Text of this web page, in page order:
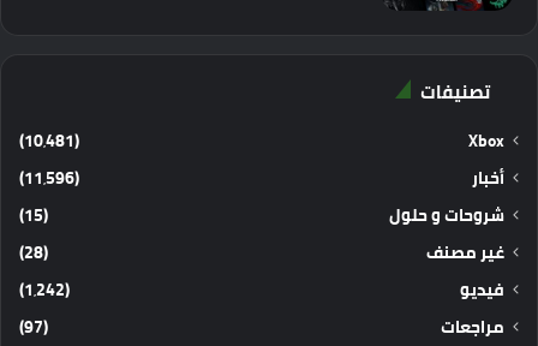
تصنيفات
Xbox
(10٬481)
أخبار
(11٬596)
شروحات و حلول
(15)
غير مصنف
(28)
فيديو
(1٬242)
مراجعات
(97)